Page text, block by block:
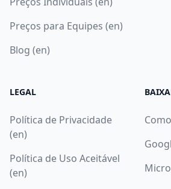
Preços para Equipes (en)
Blog (en)
LEGAL
Política de Privacidade
(en)
Política de Uso Aceitável
(en)